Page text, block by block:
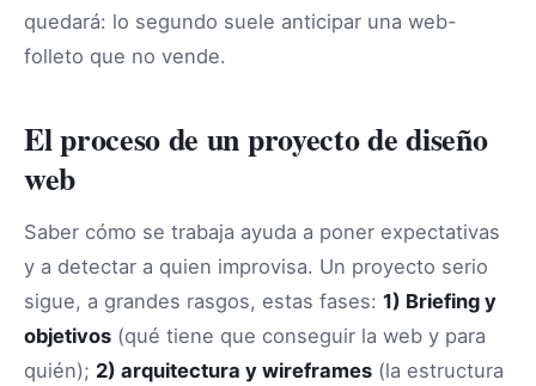
quedará: lo segundo suele anticipar una web-
folleto que no vende.
El proceso de un proyecto de diseño
web
Saber cómo se trabaja ayuda a poner expectativas
y a detectar a quien improvisa. Un proyecto serio
sigue, a grandes rasgos, estas fases: 1) Briefing y
objetivos (qué tiene que conseguir la web y para
quién); 2) arquitectura y wireframes (la estructura